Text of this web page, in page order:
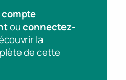
ouconnectez-
la
de cette